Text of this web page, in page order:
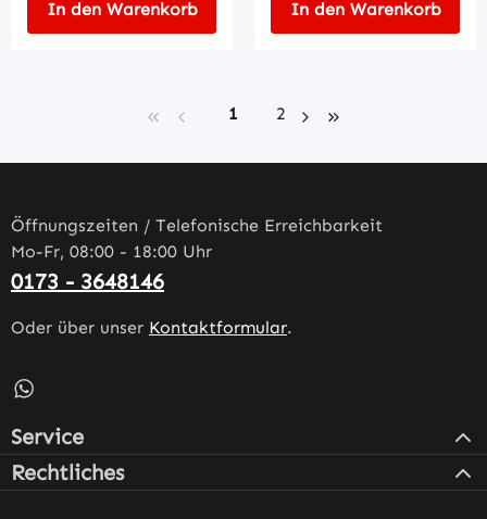
In den Warenkorb In den Warenkorb
Seite
1 Seite
2
Öffnungszeiten / Telefonische Erreichbarkeit
Mo-Fr, 08:00 - 18:00 Uhr
0173 - 3648146
Oder über unser Kontaktformular.
Schreib uns auf WhatsApp – öffnet in neuem Tab
Service
Rechtliches